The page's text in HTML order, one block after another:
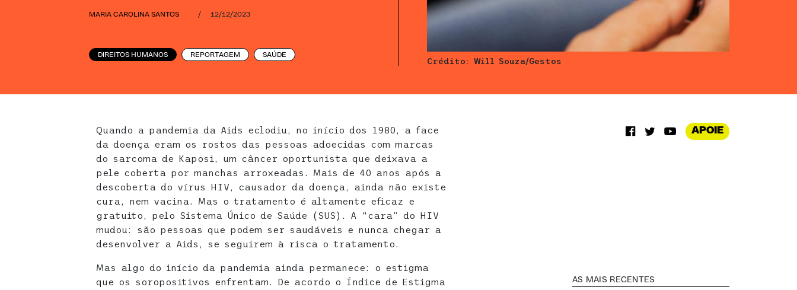
MARIA CAROLINA SANTOS / 12/12/2023
DIREITOS HUMANOS REPORTAGEM SAÚDE
Crédito: Will Souza/Gestos
Quando a pandemia da Aids eclodiu, no início dos 1980, a face
da doença eram os rostos das pessoas adoecidas com marcas
do sarcoma de Kaposi, um câncer oportunista que deixava a
pele coberta por manchas arroxeadas. Mais de 40 anos após a
descoberta do vírus HIV, causador da doença, ainda não existe
cura, nem vacina. Mas o tratamento é altamente eficaz e
gratuito, pelo Sistema Único de Saúde (SUS). A “cara” do HIV
mudou: são pessoas que podem ser saudáveis e nunca chegar a
desenvolver a Aids, se seguirem à risca o tratamento.
Mas algo do início da pandemia ainda permanece: o estigma
que os soropositivos enfrentam. De acordo o Índice de Estigma
APOIE
AS MAIS RECENTES